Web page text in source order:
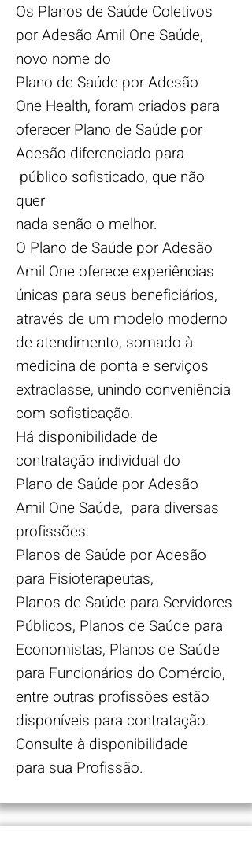
Os Planos de Saúde Coletivos
por Adesão Amil One Saúde,
novo nome do
Plano de Saúde por Adesão
One Health, foram criados para
oferecer Plano de Saúde por
Adesão diferenciado para
público sofisticado, que não
quer
nada senão o melhor.
O Plano de Saúde por Adesão
Amil One oferece experiências
únicas para seus beneficiários,
através de um modelo moderno
de atendimento, somado à
medicina de ponta e serviços
extraclasse, unindo conveniência
com sofisticação.
Há disponibilidade de
contratação individual do
Plano de Saúde por Adesão
Amil One Saúde, para diversas
profissões:
Planos de Saúde por Adesão
para Fisioterapeutas,
Planos de Saúde para Servidores
Públicos, Planos de Saúde para
Economistas, Planos de Saúde
para Funcionários do Comércio,
entre outras profissões estão
disponíveis para contratação.
Consulte à disponibilidade
para sua Profissão.